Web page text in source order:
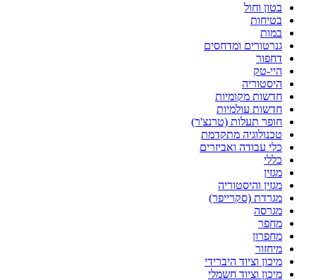
בטון וחול
בטיחות
במות
גנרטורים ומדחסים
דחפור
היי-טק
היסטוריה
חדשות מקומיות
חדשות עולמיות
חופר תעלות (טרנצ'ר)
טכנולוגיה מתקדמת
כלי עבודה ואביזרים
כללי
מגזין
מגזין והיסטוריה
מגרדת (סקרייפר)
מגרסה
מחפר
מחפרון
מיחזור
מיכון וציוד היברידי
מיכון וציוד חשמלי